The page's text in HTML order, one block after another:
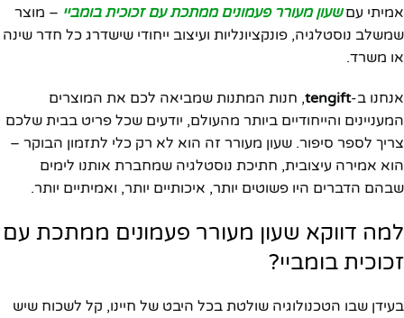
אמיתי עםשעון מעורר פעמונים ממתכת עם זכוכית בומביי – מוצר
שמשלב נוסטלגיה, פונקציונליות ועיצוב ייחודי שישדרג כל חדר שינה
או משרד.
אנחנו ב-tengift, חנות המתנות שמביאה לכם את המוצרים
המעניינים והייחודיים ביותר מהעולם, יודעים שכל פריט בבית שלכם
צריך לספר סיפור. שעון מעורר זה הוא לא רק כלי לתזמון הבוקר –
הוא אמירה עיצובית, חתיכת נוסטלגיה שמחברת אותנו לימים
שבהם הדברים היו פשוטים יותר, איכותיים יותר, ואמיתיים יותר.
למה דווקא שעון מעורר פעמונים ממתכת עם
זכוכית בומביי?
בעידן שבו הטכנולוגיה שולטת בכל היבט של חיינו, קל לשכוח שיש